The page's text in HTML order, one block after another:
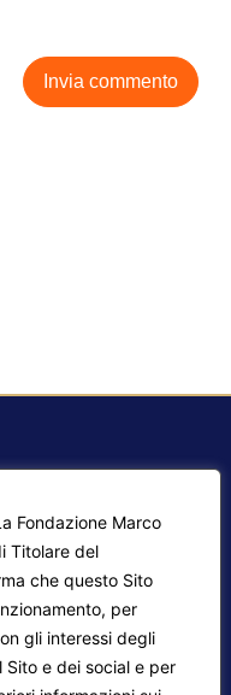
Fondazione Marco
Titolare del
che questo Sito
per
gli interessi degli
e dei social e per